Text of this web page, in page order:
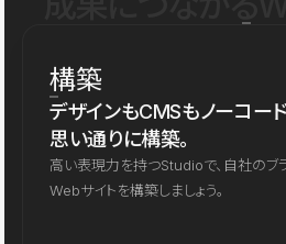
構築
デザインもCMSもノーコー
思い通りに構築。
高い表現力を持つStudioで、自社のブ
Webサイトを構築しましょう。